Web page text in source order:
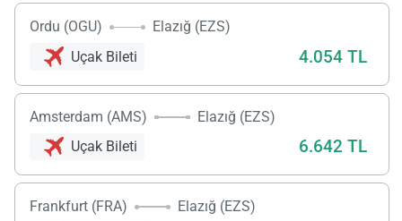
Ordu (OGU)
Elazığ (EZS)
Uçak Bileti
4.054 TL
Amsterdam (AMS)
Elazığ (EZS)
Uçak Bileti
6.642 TL
Frankfurt (FRA)
Elazığ (EZS)